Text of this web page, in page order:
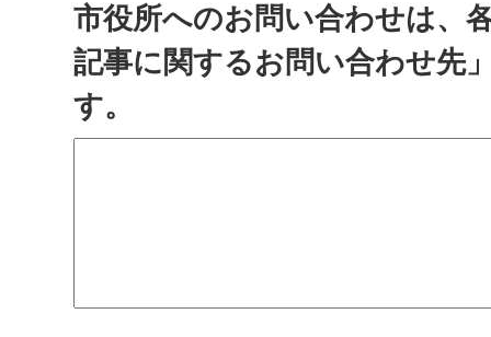
市役所へのお問い合わせは、
記事に関するお問い合わせ先
す。